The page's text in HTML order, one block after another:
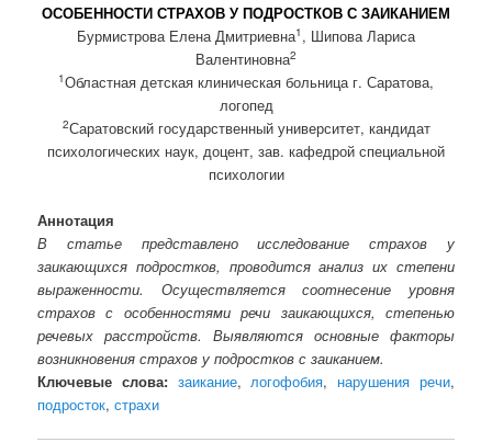
ОСОБЕННОСТИ СТРАХОВ У ПОДРОСТКОВ С ЗАИКАНИЕМ
Бурмистрова Елена Дмитриевна1 , Шипова Лариса
Валентиновна2
1Областная детская клиническая больница г. Саратова,
логопед
2Саратовский государственный университет, кандидат
психологических наук, доцент, зав. кафедрой специальной
психологии
Аннотация
В статье представлено исследование страхов у
заикающихся подростков, проводится анализ их степени
выраженности. Осуществляется соотнесение уровня
страхов с особенностями речи заикающихся, степенью
речевых расстройств. Выявляются основные факторы
возникновения страхов у подростков с заиканием.
Ключевые слова: заикание,логофобия, нарушения речи,
подросток,страхи